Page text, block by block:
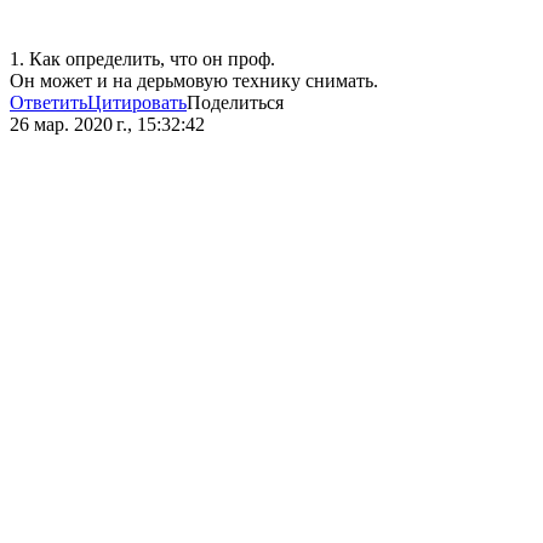
1. Как определить, что он проф.
Он может и на дерьмовую технику снимать.
ОтветитьЦитироватьПоделиться
26 мар. 2020 г., 15:32:42